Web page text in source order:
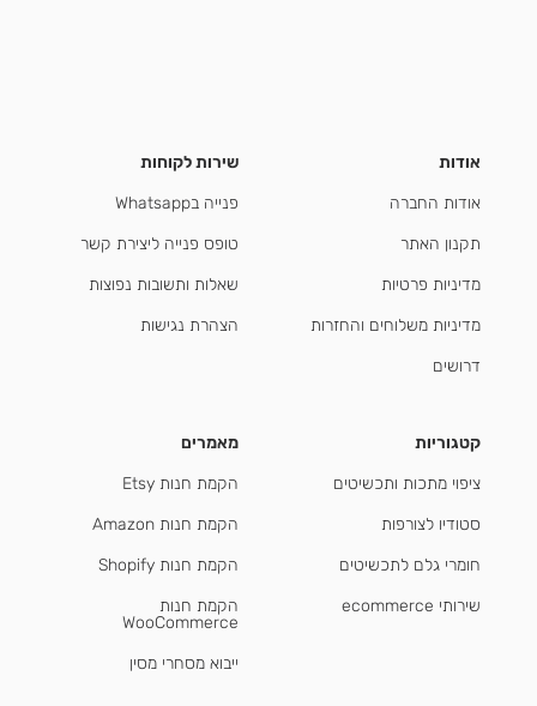
אודות
אודות החברה
תקנון האתר
מדיניות פרטיות
מדיניות משלוחים והחזרות
דרושים
שירות לקוחות
פנייה בWhatsapp
טופס פנייה ליצירת קשר
שאלות ותשובות נפוצות
הצהרת נגישות
קטגוריות
ציפוי מתכות ותכשיטים
סטודיו לצורפות
חומרי גלם לתכשיטים
שירותי ecommerce
מאמרים
הקמת חנות Etsy
הקמת חנות Amazon
הקמת חנות Shopify
הקמת חנות
WooCommerce
ייבוא מסחרי מסין